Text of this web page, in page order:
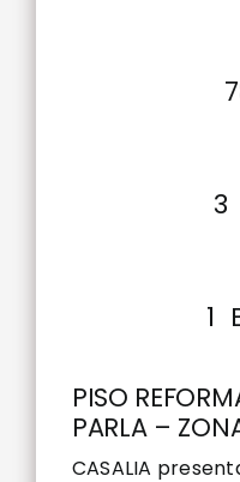
3
1
PISO
PARLA –
CASALIA